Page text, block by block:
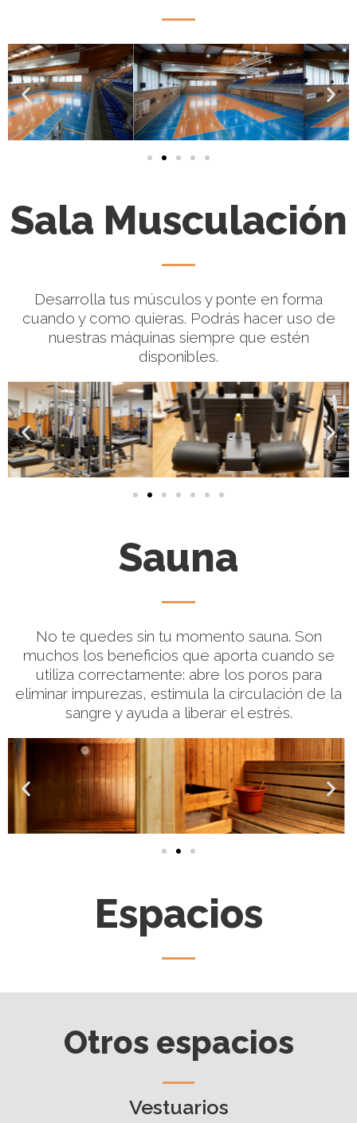
Sala Musculación
Desarrolla tus músculos y ponte en forma
cuando y como quieras. Podrás hacer uso de
nuestras máquinas siempre que estén
disponibles.
Sauna
No te quedes sin tu momento sauna. Son
muchos los beneficios que aporta cuando se
utiliza correctamente: abre los poros para
eliminar impurezas, estimula la circulación de la
sangre y ayuda a liberar el estrés.
Espacios
Otros espacios
Vestuarios